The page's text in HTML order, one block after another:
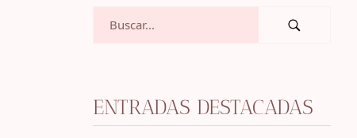
ENTRADAS DESTACADAS